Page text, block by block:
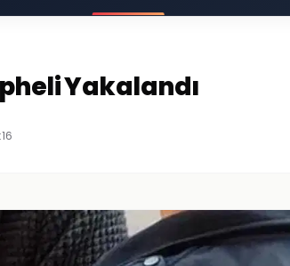
Yakalandı